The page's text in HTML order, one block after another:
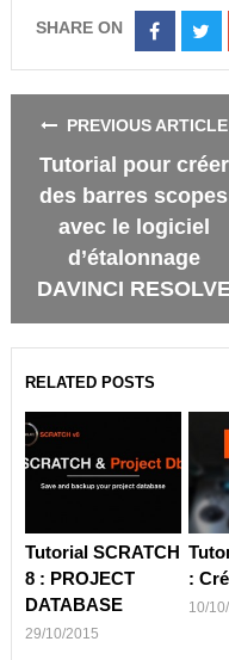
SHARE ON
Share
on
on
PREVIOUS ARTICLE
Tutorial pour créer
des barres scopes
avec le logiciel
d’étalonnage
DAVINCI
RELATED POSTS
Tutorial SCRATCH
8 : PROJECT
DATABASE
29/10/2015
:
10/